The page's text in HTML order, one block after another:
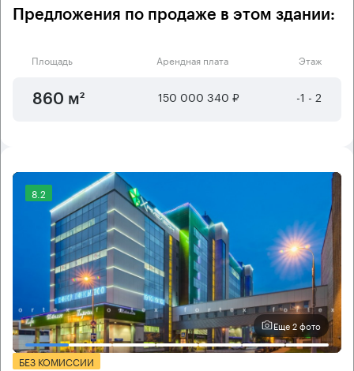
Предложения по продаже в этом здании:
Площадь Арендная плата Этаж
860 м² 150 000 340 ₽ -1 - 2
8.2
Еще 2 фото
БЕЗ КОМИССИИ